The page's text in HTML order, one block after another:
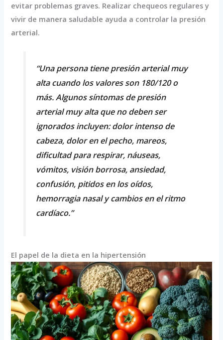
evitar problemas graves. Realizar chequeos regulares y
vivir de manera saludable ayuda a controlar la presión
arterial.
“Una persona tiene presión arterial muy
alta cuando los valores son 180/120 o
más. Algunos síntomas de presión
arterial muy alta que no deben ser
ignorados incluyen: dolor intenso de
cabeza, dolor en el pecho, mareos,
dificultad para respirar, náuseas,
vómitos, visión borrosa, ansiedad,
confusión, pitidos en los oídos,
hemorragia nasal y cambios en el ritmo
cardíaco.”
El papel de la dieta en la hipertensión